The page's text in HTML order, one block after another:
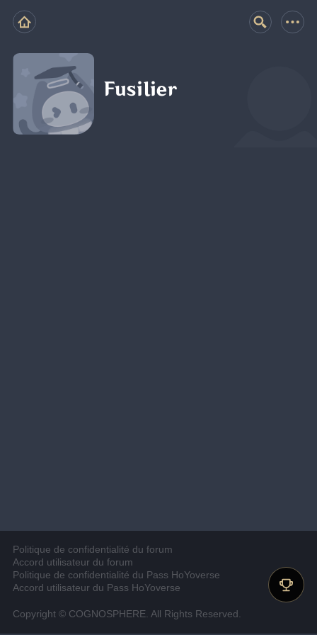
Fusilier
Politique de confidentialité du forum
Accord utilisateur du forum
Politique de confidentialité du Pass HoYoverse
Accord utilisateur du Pass HoYoverse
Copyright © COGNOSPHERE. All Rights Reserved.